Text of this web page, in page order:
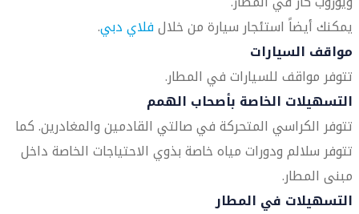
يمكنك أيضاً استئجار سيارة من خلالفلاي دبي.
مواقف السيارات
تتوفر مواقف للسيارات في المطار.
التسهيلات الخاصة بأصحاب الهمم
تتوفر الكراسي المتحركة في صالتي القادمين والمغادرين. كما
تتوفر سلالم ودورات مياه خاصة بذوي الاحتياجات الخاصة داخل
مبنى المطار.
التسهيلات في المطار